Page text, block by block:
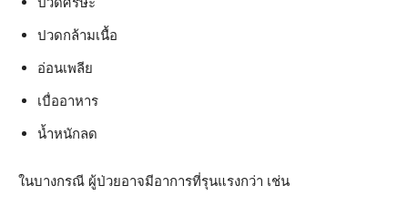
ปวดกล้ามเนื้อ
อ่อนเพลีย
เบื่ออาหาร
น้ำหนักลด
ในบางกรณี ผู้ป่วยอาจมีอาการที่รุนแรงกว่า เช่น